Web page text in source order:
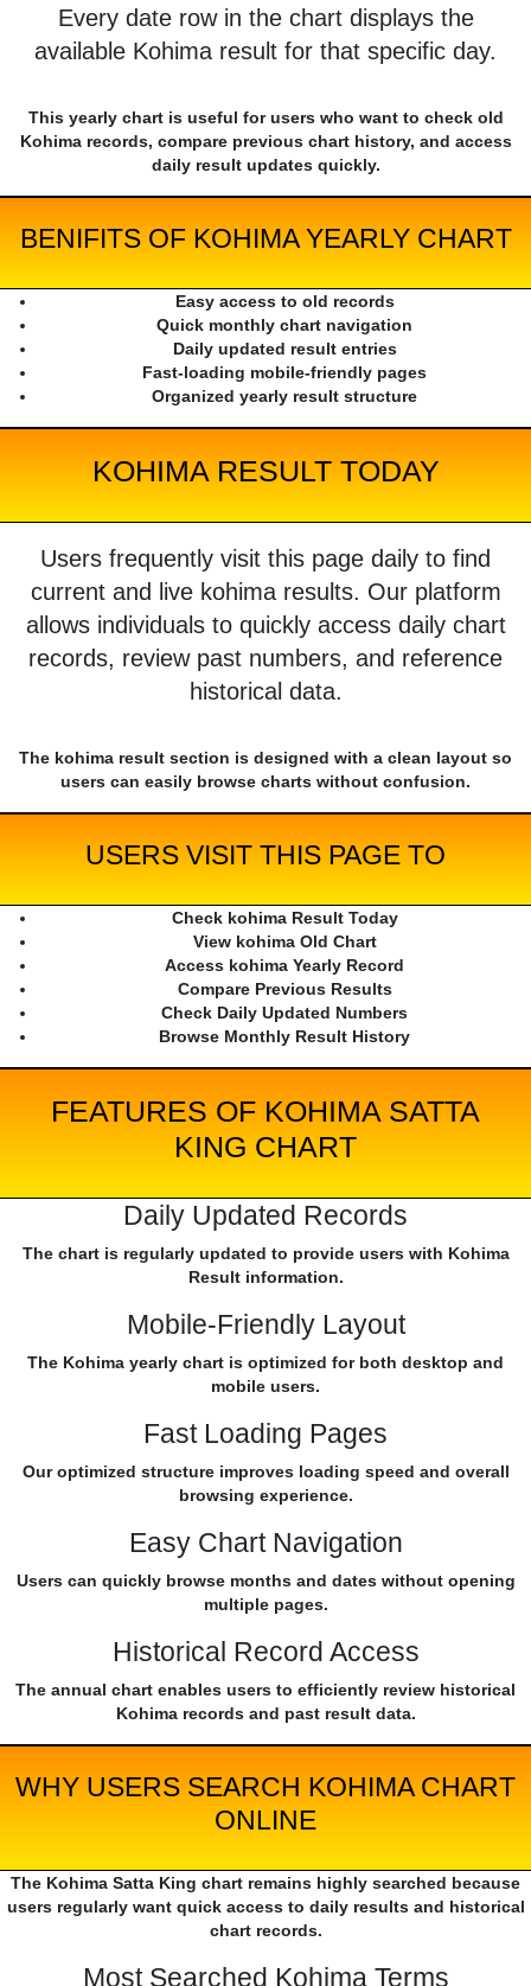
Every date row in the chart displays the
available Kohima result for that specific day.
This yearly chart is useful for users who want to check old
Kohima records, compare previous chart history, and access
daily result updates quickly.
BENIFITS OF KOHIMA YEARLY CHART
Easy access to old records
Quick monthly chart navigation
Daily updated result entries
Fast-loading mobile-friendly pages
Organized yearly result structure
KOHIMA RESULT TODAY
Users frequently visit this page daily to find
current and live kohima results. Our platform
allows individuals to quickly access daily chart
records, review past numbers, and reference
historical data.
The kohima result section is designed with a clean layout so
users can easily browse charts without confusion.
USERS VISIT THIS PAGE TO
Check kohima Result Today
View kohima Old Chart
Access kohima Yearly Record
Compare Previous Results
Check Daily Updated Numbers
Browse Monthly Result History
FEATURES OF KOHIMA SATTA
KING CHART
Daily Updated Records
The chart is regularly updated to provide users with Kohima
Result information.
Mobile-Friendly Layout
The Kohima yearly chart is optimized for both desktop and
mobile users.
Fast Loading Pages
Our optimized structure improves loading speed and overall
browsing experience.
Easy Chart Navigation
Users can quickly browse months and dates without opening
multiple pages.
Historical Record Access
The annual chart enables users to efficiently review historical
Kohima records and past result data.
WHY USERS SEARCH KOHIMA CHART
ONLINE
The Kohima Satta King chart remains highly searched because
users regularly want quick access to daily results and historical
chart records.
Most Searched Kohima Terms